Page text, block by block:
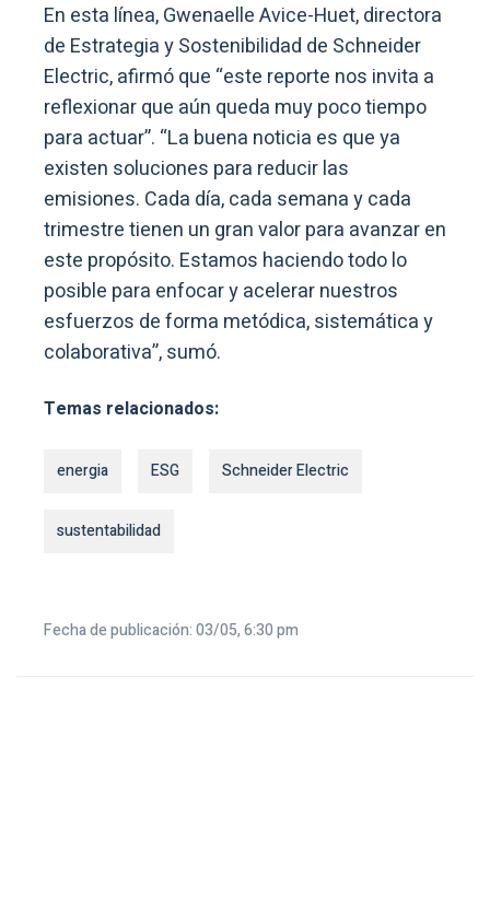
En esta línea, Gwenaelle Avice-Huet, directora
de Estrategia y Sostenibilidad de Schneider
Electric, afirmó que “este reporte nos invita a
reflexionar que aún queda muy poco tiempo
para actuar”. “La buena noticia es que ya
existen soluciones para reducir las
emisiones. Cada día, cada semana y cada
trimestre tienen un gran valor para avanzar en
este propósito. Estamos haciendo todo lo
posible para enfocar y acelerar nuestros
esfuerzos de forma metódica, sistemática y
colaborativa”, sumó.
Temas relacionados:
energia ESG Schneider Electric
sustentabilidad
Fecha de publicación: 03/05, 6:30 pm